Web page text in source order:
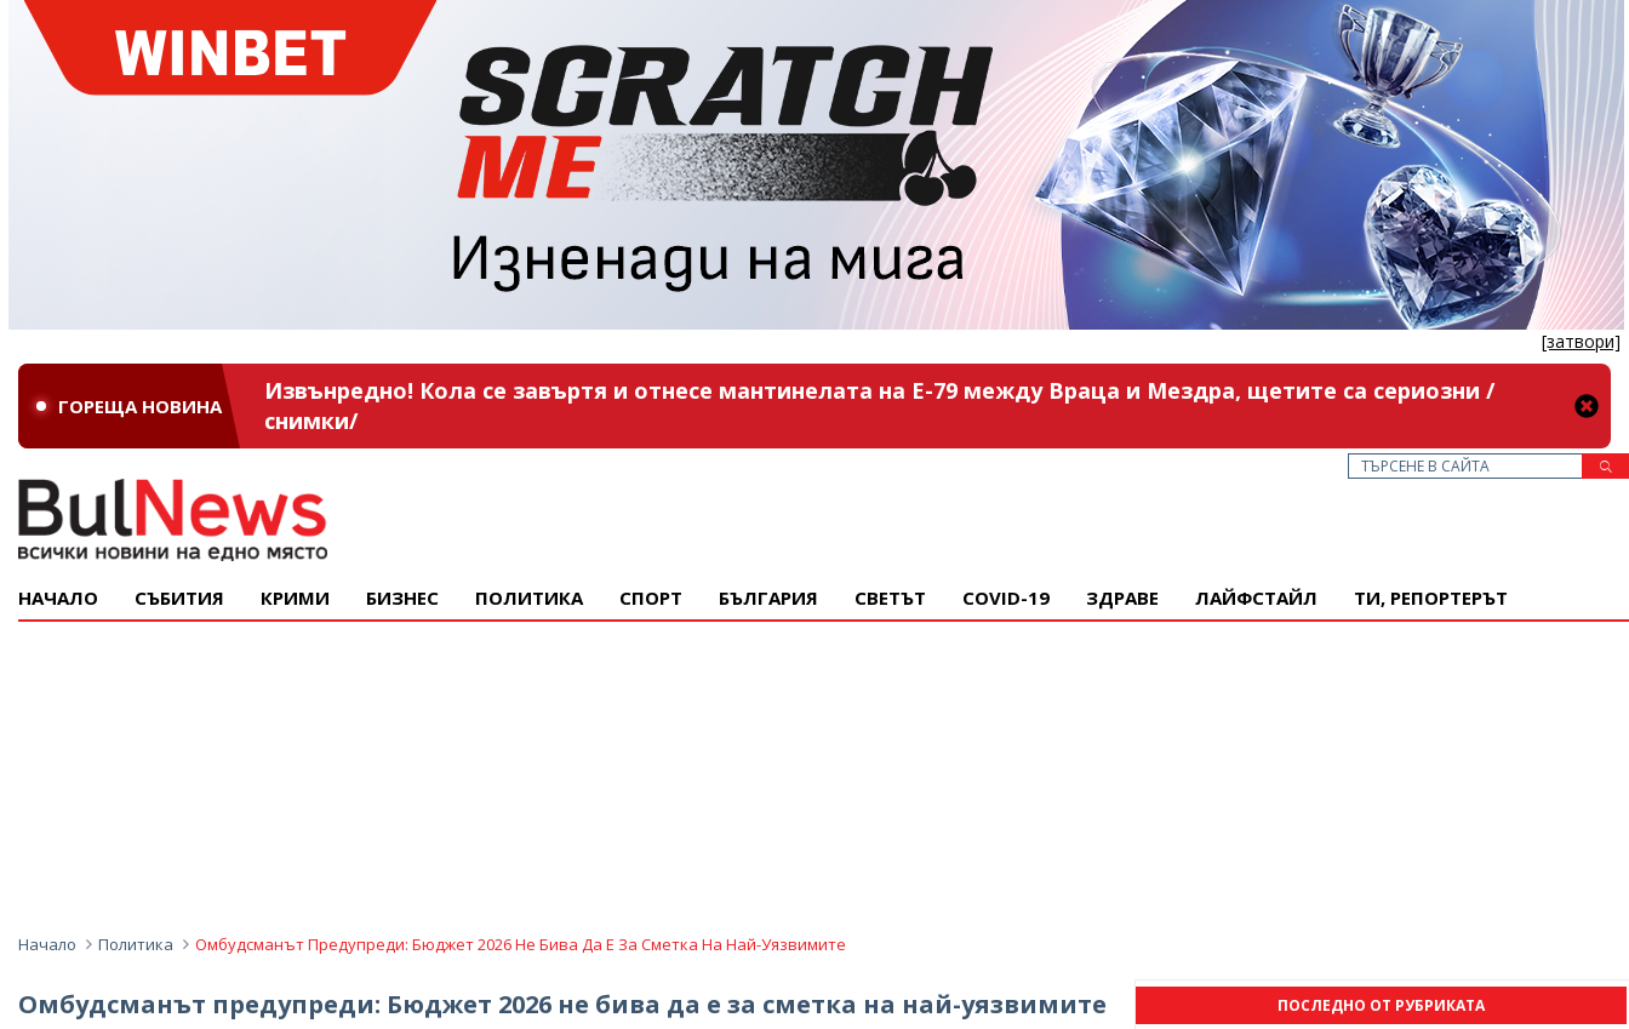
[затвори]
ГОРЕЩА НОВИНА
Извънредно! Кола се завъртя и отнесе мантинелата на Е-79 между Враца и Мездра, щетите са сериозни /
снимки/
НАЧАЛО СЪБИТИЯ КРИМИ БИЗНЕС ПОЛИТИКА СПОРТ БЪЛГАРИЯ СВЕТЪТ COVID-19 ЗДРАВЕ ЛАЙФСТАЙЛ ТИ, РЕПОРТЕРЪТ
Начало Политика Омбудсманът Предупреди: Бюджет 2026 Не Бива Да Е За Сметка На Най-Уязвимите
Омбудсманът предупреди: Бюджет 2026 не бива да е за сметка на най-уязвимите ПОСЛЕДНО ОТ РУБРИКАТА